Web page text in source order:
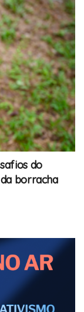
do
borracha